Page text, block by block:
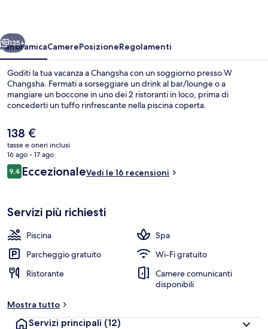
Servizio della struttura
Avanti
135+
PanoramicaCamerePosizioneRegolamenti
Goditi la tua vacanza a Changsha con un soggiorno presso W
Changsha. Fermati a sorseggiare un drink al bar/lounge o a
mangiare un boccone in uno dei 2 ristoranti in loco, prima di
concederti un tuffo rinfrescante nella piscina coperta.
Il
prezzo
attuale
è
138 €
138 €
tasse e oneri inclusi
16 ago - 17 ago
Recensioni
9,49,4 su 10
EccezionaleVedi le 16 recensioni
Servizi più richiesti
Piscina
Spa
Parcheggio gratuito
Wi-Fi gratuito
Ristorante
Camere comunicanti
disponibili
Mostra tutto
Servizi principali (12)